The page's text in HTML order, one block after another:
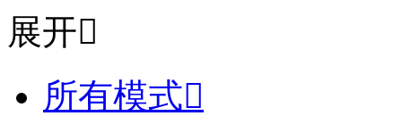
展开
所有模式